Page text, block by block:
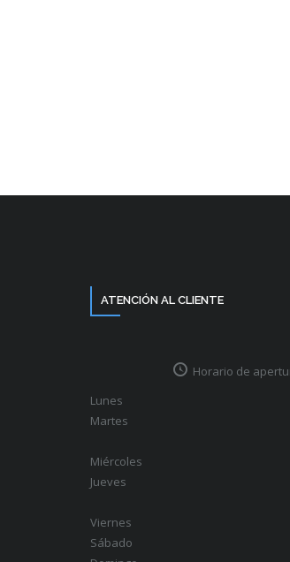
ATENCIÓN AL CLIENTE
Horario de
Lunes
Martes
Miércoles
Jueves
Viernes
Sábado